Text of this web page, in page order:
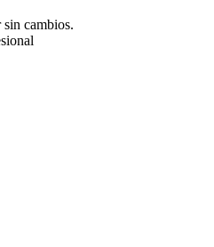
cambios.